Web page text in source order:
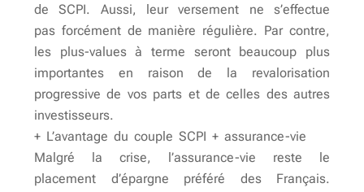
de SCPI. Aussi, leur versement ne s’effectue
pas forcément de manière régulière. Par contre,
les plus-values à terme seront beaucoup plus
importantes en raison de la revalorisation
progressive de vos parts et de celles des autres
investisseurs.
+ L’avantage du couple SCPI + assurance-vie
Malgré la crise, l’assurance-vie reste le
placement d’épargne préféré des Français.